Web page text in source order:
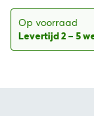
Op voorraad
Levertijd 2 – 5